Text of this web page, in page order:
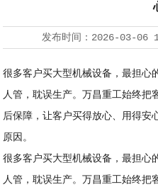
发布时间： 2026-03-06
很多客户买大型机械设备，最担心
人管，耽误生产。万昌重工始终把
后保障，让客户买得放心、用得安
原因。
很多客户买大型机械设备，最担心
人管，耽误生产。万昌重工始终把